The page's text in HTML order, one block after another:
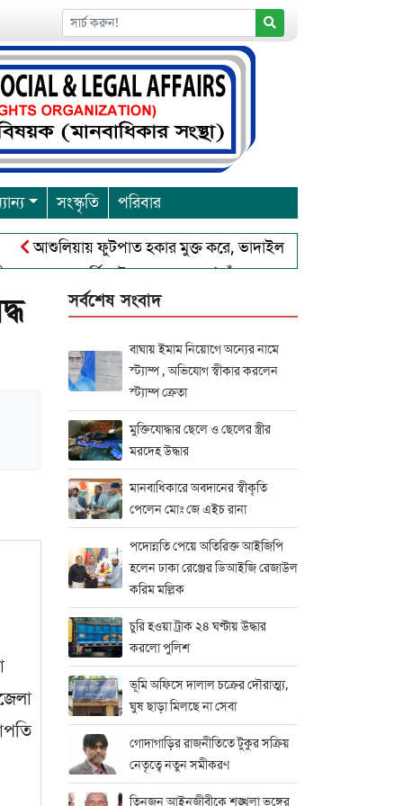
সংস্কৃতি পরিবার
আশুলিয়ায় ফুটপাত হকার মুক্ত করে, ভাদাইল প্রাইমারি ফ্রেন্ডস ক্লাব এর
পূর্নিমা উৎসব শুরু চাঁদপুরে বাংলাদেশ আহলে সুন্নাত
সর্বশেষ সংবাদ
বাঘায় ইমাম নিয়োগে অন্যের নামে
স্ট্যাম্প , অভিযোগ স্বীকার করলেন
স্ট্যাম্প ক্রেতা
মুক্তিযোদ্ধার ছেলে ও ছেলের স্ত্রীর
মরদেহ উদ্ধার
মানবাধিকারে অবদানের স্বীকৃতি
পেলেন মোঃ জে এইচ রানা
পদোন্নতি পেয়ে অতিরিক্ত আইজিপি
হলেন ঢাকা রেঞ্জের ডিআইজি রেজাউল
করিম মল্লিক
চুরি হওয়া ট্রাক ২৪ ঘণ্টায় উদ্ধার
করলো পুলিশ
ভূমি অফিসে দালাল চক্রের দৌরাত্ম্য,
ঘুষ ছাড়া মিলছে না সেবা
গোদাগাড়ির রাজনীতিতে টুকুর সক্রিয়
নেতৃত্বে নতুন সমীকরণ
তিনজন আইনজীবীকে শৃঙ্খলা ভঙ্গের